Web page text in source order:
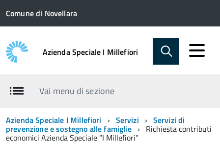
Comune di Novellara
Azienda Speciale I Millefiori
Vai menu di sezione
Azienda Speciale I Millefiori Servizi Servizi di
prevenzione e sostegno alle famiglie Richiesta contributi
economici Azienda Speciale “I Millefiori”